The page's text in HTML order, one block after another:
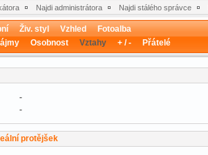
Najdi administrátora Najdi stálého správce
Živ. styl Vzhled
Fotoalba
Osobnost Vztahy + / - Přátelé
-
-
protějšek